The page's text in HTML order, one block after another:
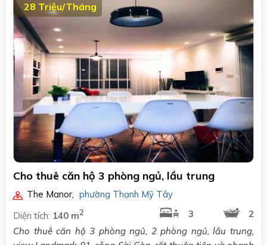
28 Triệu/Tháng
Cho thuê căn hộ 3 phòng ngủ, lầu trung
The Manor
phường Thạnh Mỹ Tây
Diện tích: 140 m2 3
2
Cho thuê căn hộ 3 phòng ngủ, 2 phòng ngủ, lầu trung,